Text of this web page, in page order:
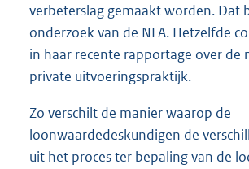
verbeterslag gemaakt worden. Dat
onderzoek van de NLA. Hetzelfde
in haar recente rapportage over de
private uitvoeringspraktijk.
Zo verschilt de manier waarop de
loonwaardedeskundigen de
uit het proces ter bepaling van de